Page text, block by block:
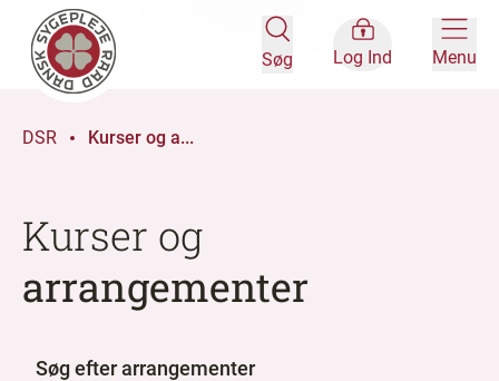
Søg Log Ind Menu
DSR Kurser og a...
Kurser og
arrangementer
Søg efter arrangementer